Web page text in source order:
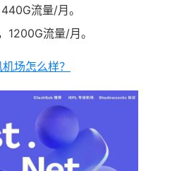
流量/月。
流量/月。
场怎么样？